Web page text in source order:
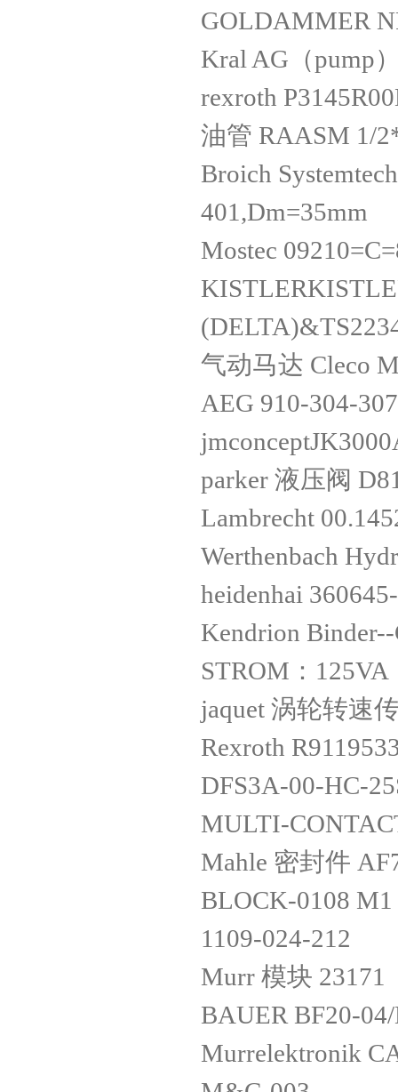
GOLDAMMER
Kral AG（pump
rexroth
油管 RAASM 1/
Broich
401,Dm=35mm
Mostec
气动马达 Cleco
AEG 910-304-
parker 液压阀
Lambrecht
Werthenbach
heidenhai
Kendrion
STROM：
jaquet 涡轮转速
Rexroth
DFS3A-00-HC-
MULTI-
Mahle 密封件
BLOCK-0108
1109-024-212
Murr 模块 23171
BAUER BF20-
Murrelektronik